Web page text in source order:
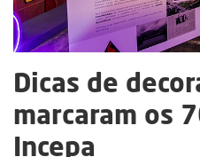
Dicas de
marcaram os
Incepa